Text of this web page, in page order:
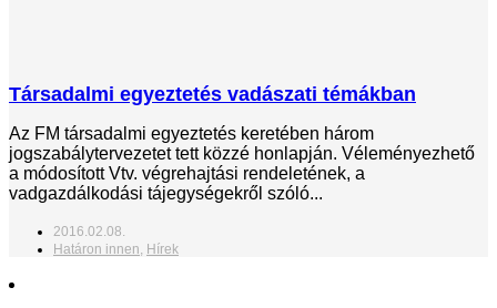
Társadalmi egyeztetés vadászati témákban
Az FM társadalmi egyeztetés keretében három
jogszabálytervezetet tett közzé honlapján. Véleményezhető
a módosított Vtv. végrehajtási rendeletének, a
vadgazdálkodási tájegységekről szóló...
2016.02.08.
Határon innen Hírek